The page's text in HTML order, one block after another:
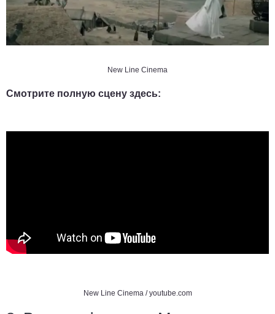
New Line Cinema
Смотрите полную сцену здесь:
New Line Cinema /youtube.com